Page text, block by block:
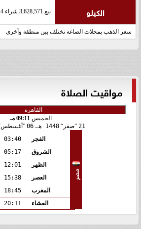
الكيلو بيع 3,628,571 شراء 3,685,714
سعر الذهب بمحلات الصاغة تختلف بين منطقة وأخرى
مواقيت الصلاة
الخميس09:11 مـ
21 صفر 1448 هـ 06 أغسطس
مصر
الفجر
03:40
الشروق
05:17
الظهر
12:01
العصر
15:38
المغرب
18:45
العشاء
20:11